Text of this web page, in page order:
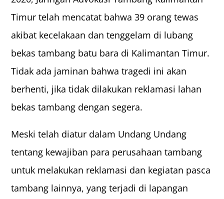
Timur telah mencatat bahwa 39 orang tewas
akibat kecelakaan dan tenggelam di lubang
bekas tambang batu bara di Kalimantan Timur.
Tidak ada jaminan bahwa tragedi ini akan
berhenti, jika tidak dilakukan reklamasi lahan
bekas tambang dengan segera.
Meski telah diatur dalam Undang Undang
tentang kewajiban para perusahaan tambang
untuk melakukan reklamasi dan kegiatan pasca
tambang lainnya, yang terjadi di lapangan